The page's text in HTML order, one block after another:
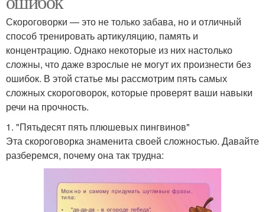
Скороговорки — это не только забава, но и отличный
способ тренировать артикуляцию, память и
концентрацию. Однако некоторые из них настолько
сложны, что даже взрослые не могут их произнести без
ошибок. В этой статье мы рассмотрим пять самых
сложных скороговорок, которые проверят ваши навыки
речи на прочность.
1. "Пятьдесят пять плюшевых пингвинов"
Эта скороговорка знаменита своей сложностью. Давайте
разберемся, почему она так трудна: